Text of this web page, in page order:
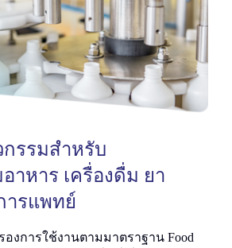
รรมสำหรับ
าหาร เครื่องดื่ม ยา
ารแพทย์
งการใช้งานตามมาตราฐาน Food